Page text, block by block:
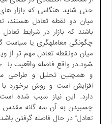
حتی شاید هنگامی که بازار
میان دو نقطه تعادل هستند،
باشند که بازار در شرایط
چگونگی معامله­گری یا سیاست
شود.در واقع فاصله واقعیت با
و همچنین تحلیل و طراحی
افزایش است و روش برخورد با
دارد. این نیاز سبب شده
چسبیدن به آن سه گانه مقدس
تعادل” در حال فاصله گرفتن